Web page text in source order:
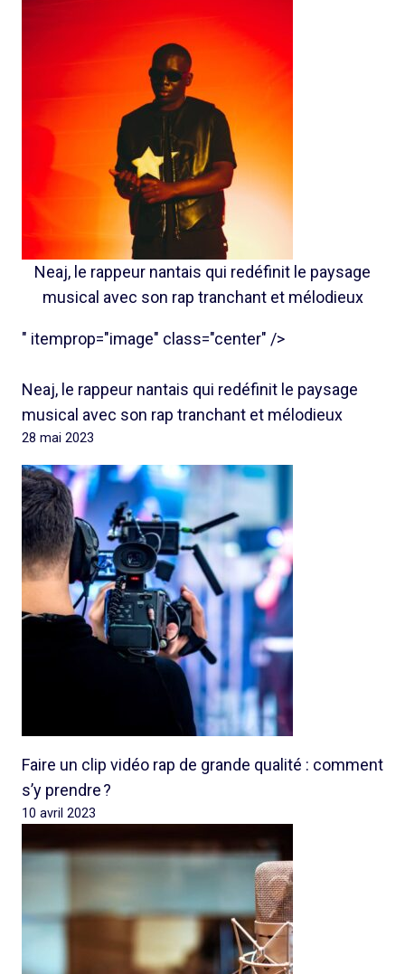
Neaj, le rappeur nantais qui redéfinit le paysage
musical avec son rap tranchant et mélodieux
" itemprop="image" class="center" />
Neaj, le rappeur nantais qui redéfinit le paysage
musical avec son rap tranchant et mélodieux
28 mai 2023
Faire un clip vidéo rap de grande qualité : comment
s’y prendre ?
10 avril 2023